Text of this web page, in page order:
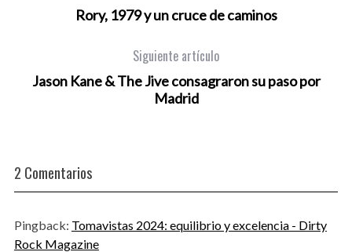
Rory, 1979 y un cruce de caminos
Siguiente artículo
Jason Kane & The Jive consagraron su paso por
Madrid
2 Comentarios
Pingback: Tomavistas 2024: equilibrio y excelencia - Dirty
Rock Magazine